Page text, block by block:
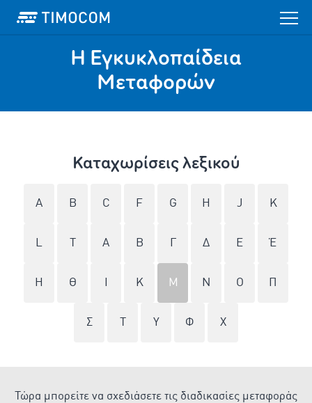
Η Εγκυκλοπαίδεια
Mεταφορών
Καταχωρίσεις λεξικού
A B C F G H J K
L Α Β Δ Ε Έ
Η Θ Κ Μ Ν Ο
Σ Υ Φ Χ
Τώρα μπορείτε να σχεδιάσετε τις διαδικασίες μεταφοράς